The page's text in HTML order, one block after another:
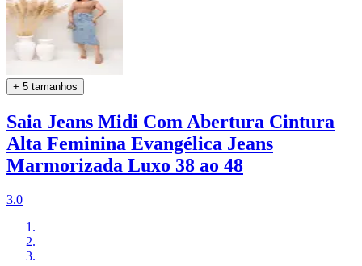
+ 5 tamanhos
Saia Jeans Midi Com Abertura Cintura
Alta Feminina Evangélica Jeans
Marmorizada Luxo 38 ao 48
3.0